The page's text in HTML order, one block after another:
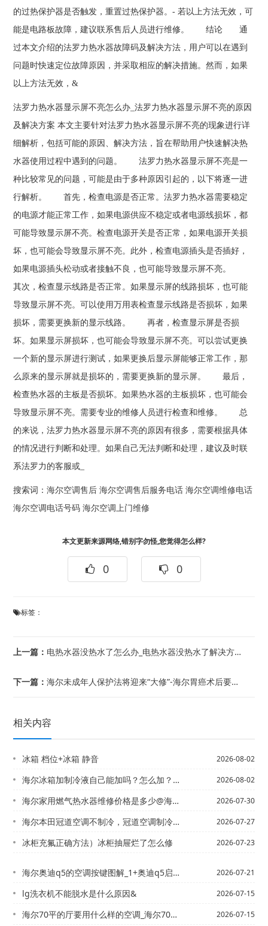
的过热保护器是否触发，重置过热保护器。- 若以上方法无效，可
能是电路板故障，建议联系售后人员进行维修。 结论 通
过本文介绍的法罗力热水器故障码及解决方法，用户可以在遇到
问题时快速定位故障原因，并采取相应的解决措施。然而，如果
以上方法无效，&
法罗力热水器显示屏不亮怎么办_法罗力热水器显示屏不亮的原因
及解决方案 本文主要针对法罗力热水器显示屏不亮的现象进行详
细解析，包括可能的原因、解决方法，旨在帮助用户快速解决热
水器使用过程中遇到的问题。 法罗力热水器显示屏不亮是一
种比较常见的问题，可能是由于多种原因引起的，以下将逐一进
行解析。 首先，检查电源是否正常。法罗力热水器需要稳定
的电源才能正常工作，如果电源供应不稳定或者电源线损坏，都
可能导致显示屏不亮。检查电源开关是否正常，如果电源开关损
坏，也可能会导致显示屏不亮。此外，检查电源插头是否插好，
如果电源插头松动或者接触不良，也可能导致显示屏不亮。
其次，检查显示线路是否正常。如果显示屏的线路损坏，也可能
导致显示屏不亮。可以使用万用表检查显示线路是否损坏，如果
损坏，需要更换新的显示线路。 再者，检查显示屏是否损
坏。如果显示屏损坏，也可能会导致显示屏不亮。可以尝试更换
一个新的显示屏进行测试，如果更换后显示屏能够正常工作，那
么原来的显示屏就是损坏的，需要更换新的显示屏。 最后，
检查热水器的主板是否损坏。如果热水器的主板损坏，也可能会
导致显示屏不亮。需要专业的维修人员进行检查和维修。 总
的来说，法罗力热水器显示屏不亮的原因有很多，需要根据具体
的情况进行判断和处理。如果自己无法判断和处理，建议及时联
系法罗力的客服或_
搜索词：海尔空调售后 海尔空调售后服务电话 海尔空调维修电话
海尔空调电话号码 海尔空调上门维修
本文更新来源网络,错别字勿怪,您觉得怎么样?
0 0
标签：
上一篇： 电热水器没热水了怎么办_电热水器没热水了解决方法*电热水器没水会不会烧坏水箱_电...
下一篇：海尔未成年人保护法将迎来“大修”-海尔胃癌术后要吃深色果蔬
相关内容
冰箱 档位+冰箱 静音 2026-08-02
海尔冰箱加制冷液自己能加吗？怎么加？&冰箱上门加制冷剂需要多少钱 2026-08-02
海尔家用燃气热水器维修价格是多少@海尔家用燃气热水器维修价格是多少钱2027 2026-07-30
海尔本田冠道空调不制冷，冠道空调制冷怎么开）海尔本田凌派加多少雪种 2026-07-27
冰柜充氟正确方法）冰柜抽屉烂了怎么修 2026-07-23
海尔奥迪q5的空调按键图解_1+奥迪q5启动后空调自动开启，怎么取消空调自动开啊... 2026-07-21
lg洗衣机不能脱水是什么原因& 2026-07-15
海尔70平的厅要用什么样的空调_海尔70平方,4米高的门面房用多大空调-怎么才省... 2026-07-15